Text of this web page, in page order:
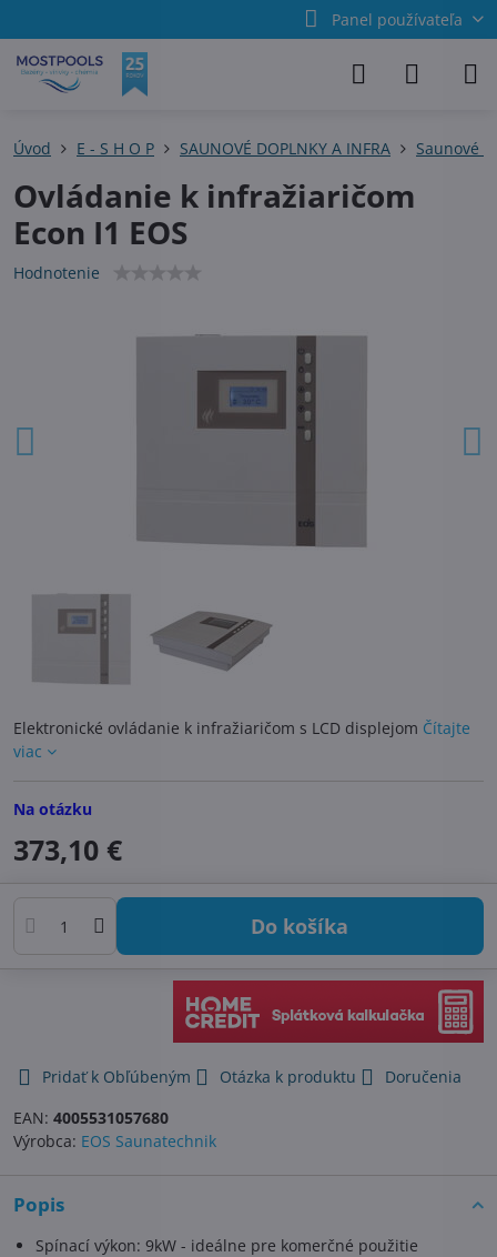
Panel používateľa
Úvod E - S H O P SAUNOVÉ DOPLNKY A INFRA Saunové
Ovládanie k infražiaričom
Econ I1 EOS
Hodnotenie
Elektronické ovládanie k infražiaričom s LCD displejom Čítajte
viac
Na otázku
373,10 €
Do košíka
Pridať k Obľúbeným Otázka k produktu
Doručenia
EAN: 4005531057680
Výrobca: EOS Saunatechnik
Popis
Spínací výkon: 9kW - ideálne pre komerčné použitie